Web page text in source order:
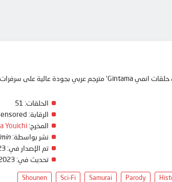
الحلقات:
الرقابة:
المخرج: Youichi
نشر بواسطة:
تم الإصدار في:
تحديث في:
Parody
Samurai
Sci-Fi
Shounen